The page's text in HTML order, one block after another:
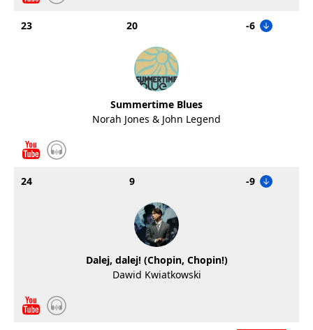
23 20 -6
Summertime Blues
Norah Jones & John Legend
24 9 -9
Dalej, dalej! (Chopin, Chopin!)
Dawid Kwiatkowski